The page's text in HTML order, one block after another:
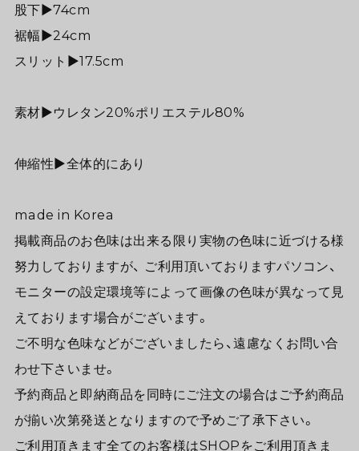
股下▶︎74cm
裾幅▶︎24cm
スリット▶︎17.5cm
素材▶︎ウレタン20%ポリエステル80%
伸縮性▶︎全体的にあり
made in Korea
掲載商品のお色味は出来る限り実物の色味に近づける様
努力しておりますが、 ご利用頂いておりますパソコン、
モニターの設定環境等によって画像の色味が異なって見
えております場合がございます。
ご不明な色味などがございましたら、遠慮なくお問い合
わせ下さいませ。
予約商品と即納商品を同時にご注文の場合はご予約商品
が揃い次第発送となりますので予めご了承下さい。
ご利用頂きます全てのお客様はSHOPをご利用頂きま